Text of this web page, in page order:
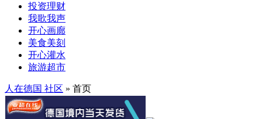
投资理财
我歌我声
开心画廊
美食美刻
开心灌水
旅游超市
人在德国 社区 » 首页